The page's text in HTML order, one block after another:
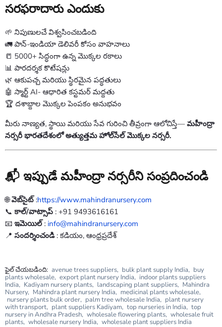
సరఫరాదారు ఎందుకు
🌱 నిపుణులచే విశ్వసించబడింది
🚛 పాన్-ఇండియా డెలివరీ కోసం వాహనాలు
📒 5000+ సిద్ధంగా ఉన్న మొక్కల రకాలు
📊 పారదర్శక కొటేషన్లు
🌿 ఆకుపచ్చ మరియు స్థిరమైన పద్ధతులు
🤖 స్మార్ట్ AI- ఆధారిత కస్టమర్ మద్దతు
🏆 దశాబ్దాల మొక్కల పెంపకం అనుభవం
మీరు నాణ్యత, స్థాయి మరియు సేవ గురించి తీవ్రంగా ఆలోచిస్తే— మహీంద్రా
నర్సరీ భారతదేశంలో అత్యుత్తమ హోల్‌సేల్ మొక్కల నర్సరీ.
📬 ఇప్పుడే మహీంద్రా నర్సరీని సంప్రదించండి
🌐వెబ్‌సైట్:https://www.mahindranursery.com
📞 కాల్/వాట్సాప్ : +91 9493616161
📧 ఇమెయిల్: info@mahindranursery.com
📍 సందర్శించండి: కడియం, ఆంధ్రప్రదేశ్
ఫైల్ చేయబడింది: avenue trees suppliers, bulk plant supply India, buy
plants wholesale, export plant nursery India, indoor plants suppliers
India, Kadiyam nursery plants, landscaping plant suppliers, Mahindra
Nursery, Mahindra plant nursery India, medicinal plants wholesale,
nursery plants bulk order, palm tree wholesale India, plant nursery
with transport, plant suppliers Kadiyam, top nurseries in India, top
nursery in Andhra Pradesh, wholesale flowering plants, wholesale fruit
plants, wholesale nursery India, wholesale plant suppliers India